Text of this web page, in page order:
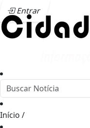
Entrar
Início /